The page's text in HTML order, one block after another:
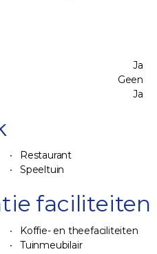
Ja
Geen
Ja
Restaurant
Speeltuin
faciliteiten
Koffie- en theefaciliteiten
Tuinmeubilair